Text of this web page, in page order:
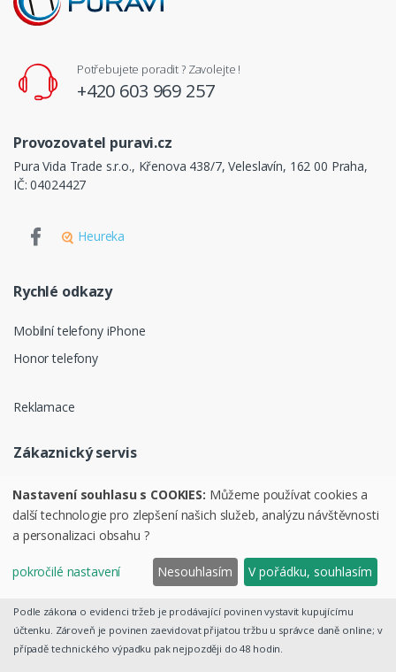
Potřebujete poradit ? Zavolejte !
+420 603 969 257
Provozovatel puravi.cz
Pura Vida Trade s.r.o., Křenova 438/7, Veleslavín, 162 00 Praha,
IČ: 04024427
Heureka
Rychlé odkazy
Mobilní telefony iPhone
Honor telefony
Reklamace
Zákaznický servis
Ochrana osobních údajů
Obchodní podmínky
Podle zákona o evidenci tržeb je prodávající povinen vystavit kupujícímu
účtenku. Zároveň je povinen zaevidovat přijatou tržbu u správce daně online; v
případě technického výpadku pak nejpozději do 48 hodin.
Nastavení souhlasu s COOKIES: Můžeme používat cookies a
další technologie pro zlepšení našich služeb, analýzu návštěvnosti
a personalizaci obsahu ?
pokročilé nastavení Nesouhlasím V pořádku, souhlasím